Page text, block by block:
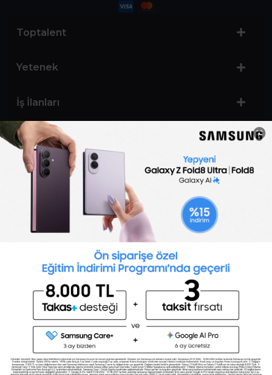
Toptalent
Yetenek
İş İlanları
Sertifika Programları
Yetenek Testleri
Toptalent Marka ve İnsan Kaynakları Danışmanlığı Limited Şirketi Özel İstihdam Bürosu
Olarak 11 / 11 / 2024 - 10 / 11 / 2027 tarihleri arasında faaliyette bulunmak üzere, Türkiye İş
Kurumu tarafından 05.11.2024 tarih ve 16998526 sayılı karar uyarınca 1251 nolu belge ile faaliyet
göstermektedir.Toptalent İş İlanları için tıklayın. 4904 sayılı kanun uyarınca iş arayanlardan
ücret alınmayacak ve menfaat temin edilmeyecektir.
Türkiye İş Kurumu İstanbul İl Müdürlüğü: 0 212 249 29 87 | Türkiye iş Kurumu İstanbul Çalışma
ve İş Kurumu Bahçelievler Hizmet Merkezi